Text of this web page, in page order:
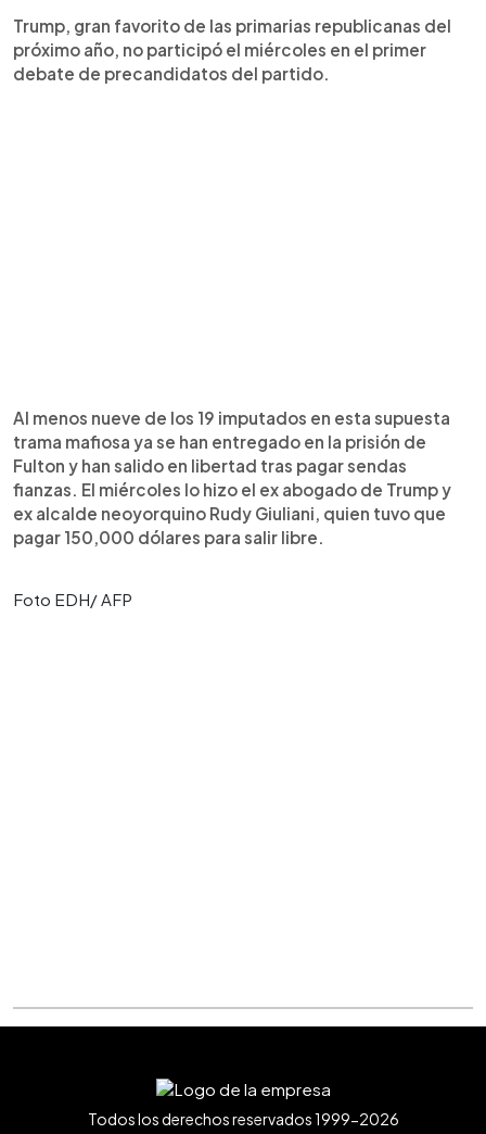
Trump, gran favorito de las primarias republicanas del
próximo año, no participó el miércoles en el primer
debate de precandidatos del partido.
Al menos nueve de los 19 imputados en esta supuesta
trama mafiosa ya se han entregado en la prisión de
Fulton y han salido en libertad tras pagar sendas
fianzas. El miércoles lo hizo el ex abogado de Trump y
ex alcalde neoyorquino Rudy Giuliani, quien tuvo que
pagar 150,000 dólares para salir libre.
Foto EDH/ AFP
Todos los derechos reservados 1999-2026